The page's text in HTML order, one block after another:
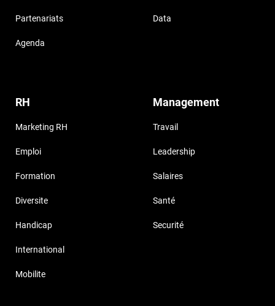
Partenariats
Agenda
Data
RH
Marketing RH
Emploi
Formation
Diversite
Handicap
International
Mobilite
Management
Travail
Leadership
Salaires
Santé
Securité